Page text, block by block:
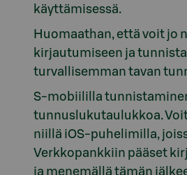
käyttämisessä.
Huomaathan, että voit jo
kirjautumiseen ja
turvallisemman tavan
S-mobiililla
tunnuslukutaulukkoa.
niillä iOS-puhelimilla,
Verkkopankkiin pääset
ja menemällä tämän